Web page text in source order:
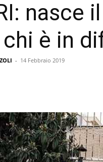
nasce
chi è in
- 14 Febbraio 2019